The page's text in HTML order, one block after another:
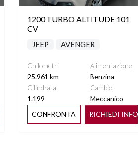
1200 TURBO ALTITUDE 101
CV
JEEP AVENGER
Chilometri
25.961 km
Alimentazione
Benzina
Cilindrata
1.199
Cambio
Meccanico
CONFRONTA
RICHIEDI INFO